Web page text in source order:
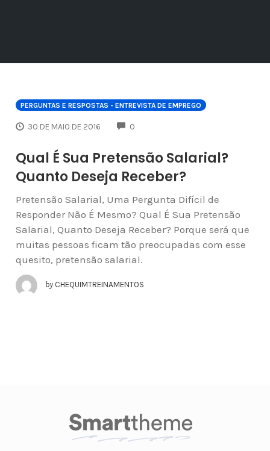
PERGUNTAS E RESPOSTAS - ENTREVISTA DE EMPREGO
30 DE MAIO DE 2016 0
Qual É Sua Pretensão Salarial?
Quanto Deseja Receber?
Pretensão Salarial, Uma Pergunta Difícil de
Responder Não É Mesmo? Qual É Sua Pretensão
Salarial, Quanto Deseja Receber? Porque será que
muitas pessoas ficam tão preocupadas com esse
quesito, pretensão salarial.
by CHEQUIMTREINAMENTOS